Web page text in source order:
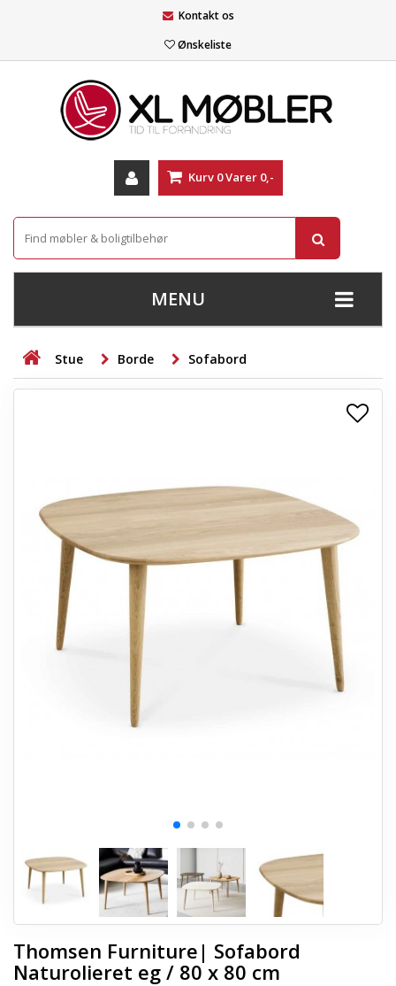
Kontakt os
Ønskeliste
Kurv 0Varer 0,-
MENU
+
STUE
+
OPBEVARING
LAMPER
ENTREMØBLER
HAVEMØBLER
Stue Borde Sofabord
Thomsen Furniture| Sofabord
Naturolieret eg / 80 x 80 cm